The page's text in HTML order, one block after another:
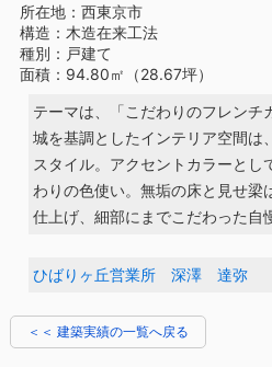
所在地：西東京市
構造：木造在来工法
種別：戸建て
面積：94.80㎡（28.67坪）
テーマは、「こだわりのフレンチ
城を基調としたインテリア空間は
スタイル。アクセントカラーとし
わりの色使い。無垢の床と見せ梁
仕上げ、細部にまでこだわった自
ひばりヶ丘営業所 深澤 達弥
＜＜ 建築実績の一覧へ戻る